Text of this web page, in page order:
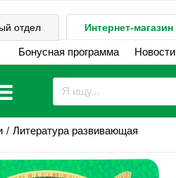
отдел Интернет-магазин
Бонусная программа Новости
Литература развивающая